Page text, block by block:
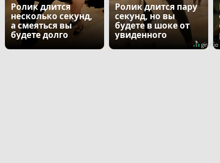
Ролик длится
несколько секунд,
а смеяться вы
будете долго
Ролик длится пару
секунд, но вы
будете в шоке от
увиденного